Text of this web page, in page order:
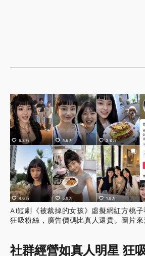
AI短劇《被裁掉的女孩》虛擬網紅方桃
狂吸粉絲，廣告價碼比真人還貴。圖片
社群經營如真人明星 狂